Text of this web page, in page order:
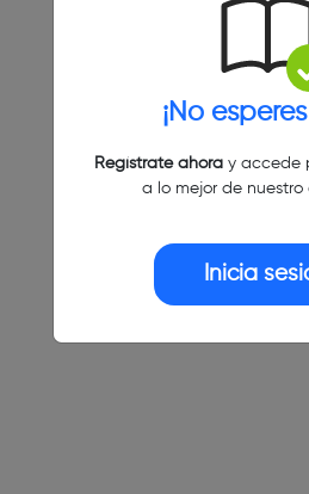
¡No
Regístrate ahoray accede
a lo mejor de nuestro
Inicia